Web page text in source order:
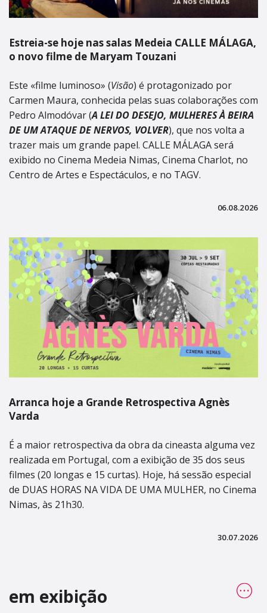
Estreia-se hoje nas salas Medeia CALLE MÁLAGA,
o novo filme de Maryam Touzani
Este «filme luminoso» (Visão) é protagonizado por
Carmen Maura, conhecida pelas suas colaborações com
Pedro Almodóvar (A LEI DO DESEJO, MULHERES À BEIRA
DE UM ATAQUE DE NERVOS, VOLVER), que nos volta a
trazer mais um grande papel. CALLE MÁLAGA será
exibido no Cinema Medeia Nimas, Cinema Charlot, no
Centro de Artes e Espectáculos, e no TAGV.
06.08.2026
Arranca hoje a Grande Retrospectiva Agnès
Varda
É a maior retrospectiva da obra da cineasta alguma vez
realizada em Portugal, com a exibição de 35 dos seus
filmes (20 longas e 15 curtas). Hoje, há sessão especial
de DUAS HORAS NA VIDA DE UMA MULHER, no Cinema
Nimas, às 21h30.
30.07.2026
em exibição